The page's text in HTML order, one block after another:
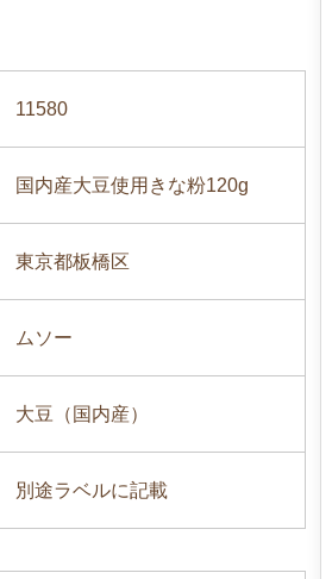
11580
国内産大豆使用きな粉120g
東京都板橋区
ムソー
大豆（国内産）
別途ラベルに記載